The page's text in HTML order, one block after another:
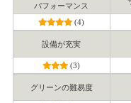
パフォーマンス
(4)
設備が充実
(3)
グリーンの難易度